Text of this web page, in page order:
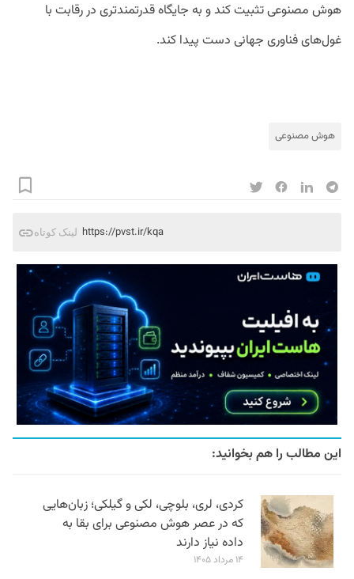
هوش مصنوعی تثبیت کند و به جایگاه قدرتمندتری در رقابت با
غول‌های فناوری جهانی دست پیدا کند.
هوش مصنوعی
لینک کوتاه https://pvst.ir/kqa
این مطالب را هم بخوانید:
کردی، لری، بلوچی، لکی و گیلکی؛ زبان‌هایی
که در عصر هوش مصنوعی برای بقا به
داده نیاز دارند
۱۴ مرداد ۱۴۰۵